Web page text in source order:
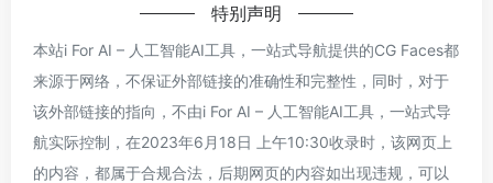
特别声明
本站i For AI – 人工智能AI工具，一站式导航提供的CG Faces都
来源于网络，不保证外部链接的准确性和完整性，同时，对于
该外部链接的指向，不由i For AI – 人工智能AI工具，一站式导
航实际控制，在2023年6月18日 上午10:30收录时，该网页上
的内容，都属于合规合法，后期网页的内容如出现违规，可以